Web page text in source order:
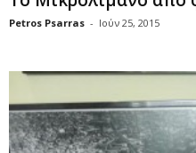
Petros Psarras - Ιούν 25, 2015